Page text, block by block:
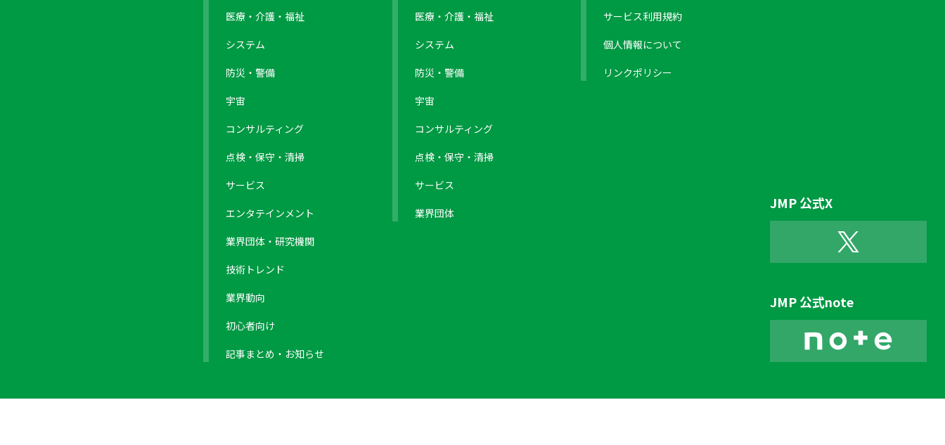
医療・介護・福祉
システム
防災・警備
宇宙
コンサルティング
点検・保守・清掃
サービス
エンタテインメント
業界団体・研究機関
技術トレンド
業界動向
初心者向け
記事まとめ・お知らせ
医療・介護・福祉
システム
防災・警備
宇宙
コンサルティング
点検・保守・清掃
サービス
業界団体
サービス利用規約
個人情報について
リンクポリシー
JMP 公式X
JMP 公式note